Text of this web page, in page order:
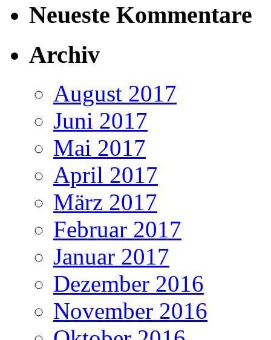
Neueste Kommentare
Archiv
August 2017
Juni 2017
Mai 2017
April 2017
März 2017
Februar 2017
Januar 2017
Dezember 2016
November 2016